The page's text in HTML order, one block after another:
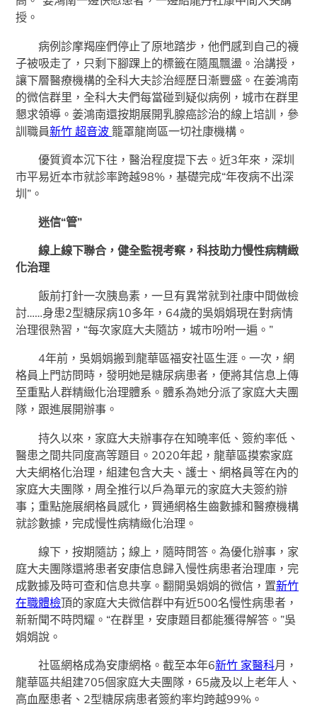
授。
病例診摩羯座們停止了原地踏步，他們感到自己的襪
子被吸走了，只剩下腳踝上的標籤在隨風飄盪。治講授，
讓下層醫療機構的全科大夫診治經歷日漸豐盛。在姜鴻南
的微信群里，全科大夫們每當碰到疑似病例，城市在群里
懇求領導。姜鴻南還按期展開乳腺癌診治的線上培訓，參
訓職員新竹 超音波籠罩龍崗區一切社康機構。
優質資本沉下往，醫治程度提下去。近3年來，深圳
市平易近本市就診率跨越98%，基礎完成“年夜病不出深
圳”。
迷信“管”
線上線下聯合，健全監視考察，科技助力慢性病精緻
化治理
飯前打針一次胰島素，一旦有異常就到社康中間做檢
討……身患2型糖尿病10多年，64歲的吳娟娟現在對病情
治理很熟習，“每次家庭大夫隨訪，城市吩咐一遍。”
4年前，吳娟娟搬到龍華區福安社區生涯。一次，網
格員上門訪問時，發明她是糖尿病患者，便將其信息上傳
至重點人群精緻化治理體系。體系為她分派了家庭大夫團
隊，跟進展開辦事。
持久以來，家庭大夫辦事存在知曉率低、簽約率低、
醫患之間共同度高等題目。2020年起，龍華區摸索家庭
大夫網格化治理，組建包含大夫、護士、網格員等在內的
家庭大夫團隊，周全推行以戶為單元的家庭大夫簽約辦
事；重點施展網格員感化，買通網格生齒數據和醫療機構
就診數據，完成慢性病精緻化治理。
線下，按期隨訪；線上，隨時問答。為優化辦事，家
庭大夫團隊還將患者安康信息歸入慢性病患者治理庫，完
成數據及時可查和信息共享。翻開吳娟娟的微信，置新竹
在職體檢頂的家庭大夫微信群中有近500名慢性病患者，
新新聞不時閃耀。“在群里，安康題目都能獲得解答。”吳
娟娟說。
社區網格成為安康網格。截至本年6新竹 家醫科月，
龍華區共組建705個家庭大夫團隊，65歲及以上老年人、
高血壓患者、2型糖尿病患者簽約率均跨越99%。